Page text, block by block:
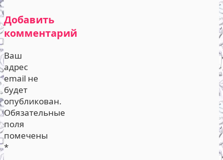
Добавить
комментарий
Ваш
адрес
email не
будет
опубликован.
Обязательные
поля
помечены
*